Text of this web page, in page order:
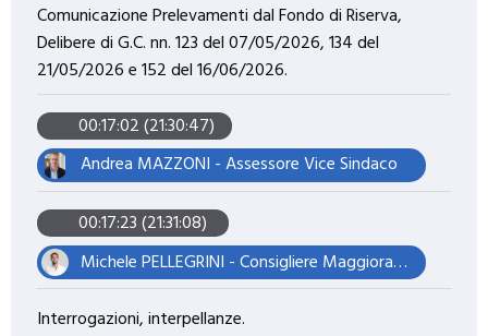
Comunicazione Prelevamenti dal Fondo di Riserva,
Delibere di G.C. nn. 123 del 07/05/2026, 134 del
21/05/2026 e 152 del 16/06/2026.
00:17:02 (21:30:47)
Andrea MAZZONI - Assessore Vice Sindaco
00:17:23 (21:31:08)
Michele PELLEGRINI - Consigliere Maggioranza – Presidente del Consiglio
Interrogazioni, interpellanze.